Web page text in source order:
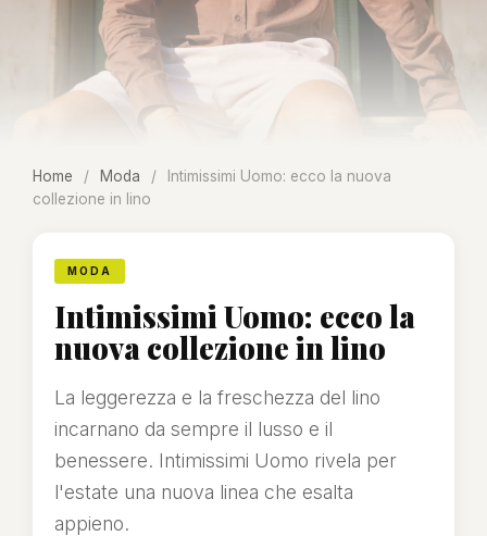
Home / Moda /
Intimissimi Uomo: ecco la nuova
collezione in lino
MODA
Intimissimi Uomo: ecco la
nuova collezione in lino
La leggerezza e la freschezza del lino
incarnano da sempre il lusso e il
benessere. Intimissimi Uomo rivela per
l'estate una nuova linea che esalta
appieno.